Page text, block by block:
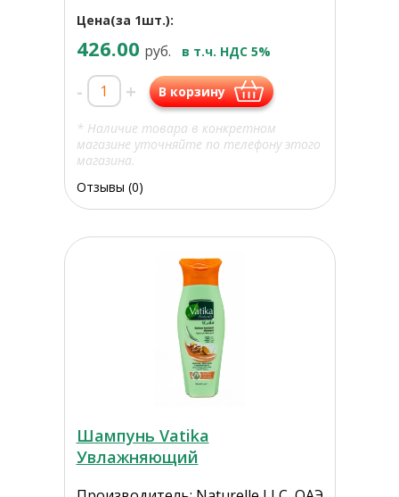
Цена(за 1шт.):
426.00 руб. в т.ч. НДС 5%
- + В корзину
* Наличие товара в конкретном
магазине уточняйте по телефону этого
магазина.
Отзывы (0)
Шампунь Vatika
Увлажняющий